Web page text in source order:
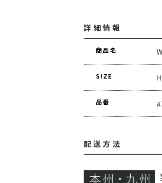
詳細情報
商品名
SIZE
品番
配送方法